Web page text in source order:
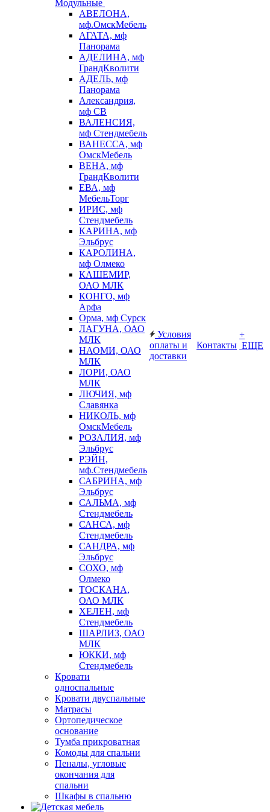
Модульные
АВЕЛОНА,
мф.ОмскМебель
АГАТА, мф
Панорама
АДЕЛИНА, мф
ГрандКволити
АДЕЛЬ, мф
Панорама
Александрия,
мф СВ
ВАЛЕНСИЯ,
мф Стендмебель
ВАНЕССА, мф
ОмскМебель
ВЕНА, мф
ГрандКволити
ЕВА, мф
МебельТорг
ИРИС, мф
Стендмебель
КАРИНА, мф
Эльбрус
КАРОЛИНА,
мф Олмеко
КАШЕМИР,
ОАО МЛК
КОНГО, мф
Арфа
Орма, мф Сурск
ЛАГУНА, ОАО
МЛК
НАОМИ, ОАО
МЛК
ЛОРИ, ОАО
МЛК
ЛЮЧИЯ, мф
Славянка
НИКОЛЬ, мф
ОмскМебель
РОЗАЛИЯ, мф
Эльбрус
РЭЙН,
мф.Стендмебель
САБРИНА, мф
Эльбрус
САЛЬМА, мф
Стендмебель
САНСА, мф
Стендмебель
САНДРА, мф
Эльбрус
СОХО, мф
Олмеко
ТОСКАНА,
ОАО МЛК
ХЕЛЕН, мф
Стендмебель
ШАРЛИЗ, ОАО
МЛК
ЮККИ, мф
Стендмебель
Кровати
односпальные
Кровати двуспальные
Матрасы
Ортопедическое
основание
Тумба прикроватная
Комоды для спальни
Пеналы, угловые
окончания для
спальни
Шкафы в спальню
Условия
оплаты и
доставки
Контакты
+
ЕЩЕ